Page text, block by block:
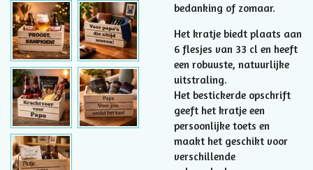
bedanking of zomaar.
Het kratje biedt plaats aan
6 flesjes van 33 cl en heeft
een robuuste, natuurlijke
uitstraling.
Het bestickerde opschrift
geeft het kratje een
persoonlijke toets en
maakt het geschikt voor
verschillende